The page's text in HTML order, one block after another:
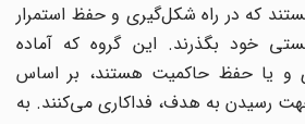
که در راه شکل‌گیری و حفظ استمرار
خود بگذرند. این گروه که آماده
و یا حفظ حاکمیت هستند، بر اساس
رسیدن به هدف، فداکاری می‌کنند. به